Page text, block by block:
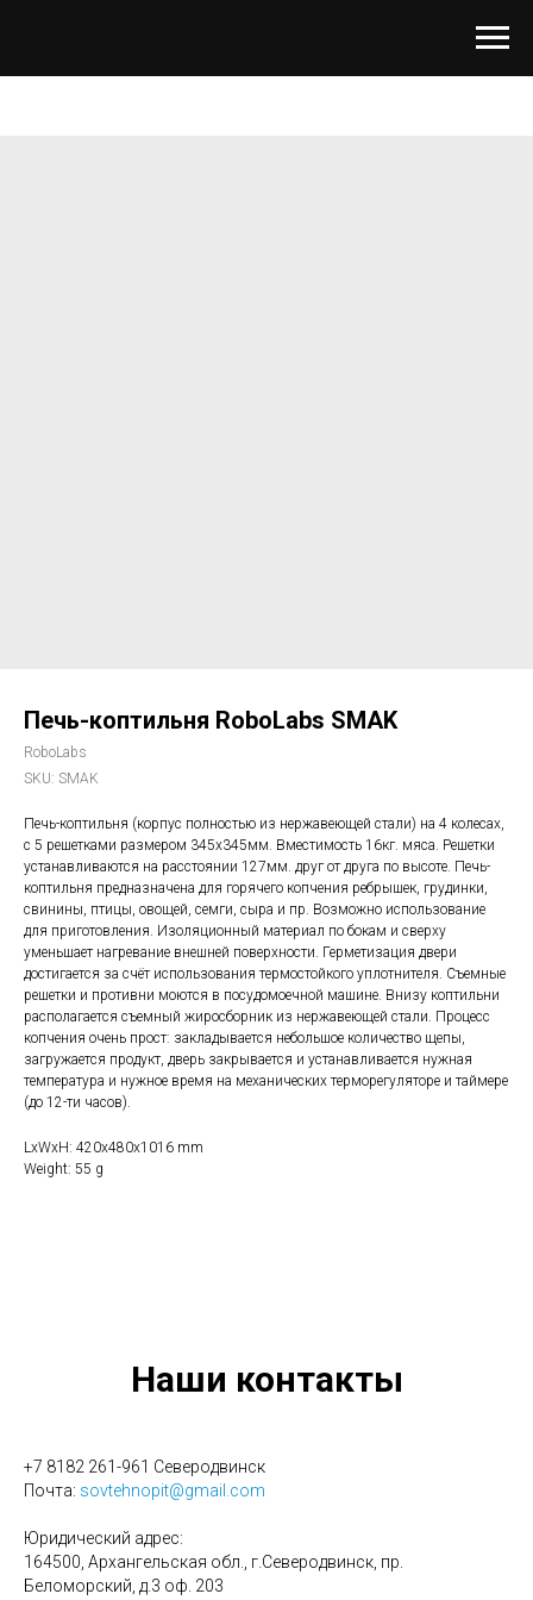
Печь-коптильня RoboLabs SMAK
RoboLabs
SKU: SMAK
Печь-коптильня (корпус полностью из нержавеющей стали) на 4 колесах,
с 5 решетками размером 345х345мм. Вместимость 16кг. мяса. Решетки
устанавливаются на расстоянии 127мм. друг от друга по высоте. Печь-
коптильня предназначена для горячего копчения ребрышек, грудинки,
свинины, птицы, овощей, семги, сыра и пр. Возможно использование
для приготовления. Изоляционный материал по бокам и сверху
уменьшает нагревание внешней поверхности. Герметизация двери
достигается за счёт использования термостойкого уплотнителя. Съемные
решетки и противни моются в посудомоечной машине. Внизу коптильни
располагается съемный жиросборник из нержавеющей стали. Процесс
копчения очень прост: закладывается небольшое количество щепы,
загружается продукт, дверь закрывается и устанавливается нужная
температура и нужное время на механических терморегуляторе и таймере
(до 12-ти часов).
LxWxH: 420x480x1016 mm
Weight: 55 g
Наши контакты
+7 8182 261-961 Северодвинск
Почта: sovtehnopit@gmail.com
Юридический адрес:
164500, Архангельская обл., г.Северодвинск, пр.
Беломорский, д.3 оф. 203